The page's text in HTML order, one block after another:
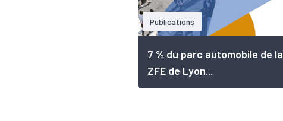
Publications
7 % du parc automobile de la
ZFE de Lyon...